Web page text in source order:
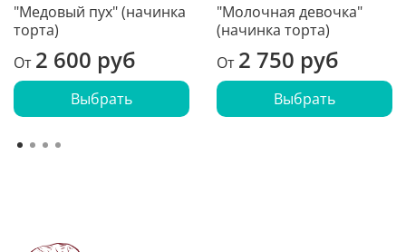
"Медовый пух" (начинка
торта)
От 2 600 руб
Выбрать
"Молочная девочка"
(начинка торта)
От 2 750 руб
Выбрать